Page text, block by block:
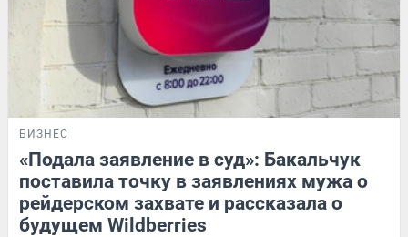
БИЗНЕС
«Подала заявление в суд»: Бакальчук
поставила точку в заявлениях мужа о
рейдерском захвате и рассказала о
будущем Wildberries